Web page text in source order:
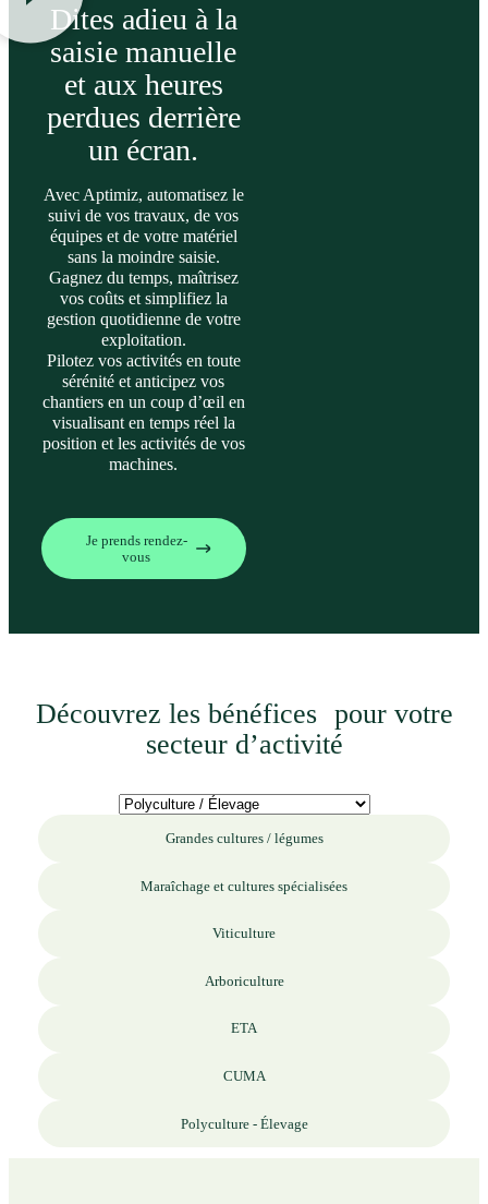
Dites adieu à la
saisie manuelle
et aux heures
perdues derrière
un écran.
Avec Aptimiz, automatisez le
suivi de vos travaux, de vos
équipes et de votre matériel
sans la moindre saisie.
Gagnez du temps, maîtrisez
vos coûts et simplifiez la
gestion quotidienne de votre
exploitation.
Pilotez vos activités en toute
sérénité et anticipez vos
chantiers en un coup d’œil en
visualisant en temps réel la
position et les activités de vos
machines.
Je prends rendez-
vous
Découvrez les bénéfices pour votre
secteur d’activité
Grandes cultures / légumes
Maraîchage et cultures spécialisées
Viticulture
Arboriculture
ETA
CUMA
Polyculture - Élevage